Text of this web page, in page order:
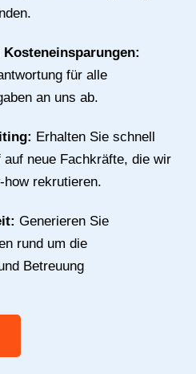
für alle
an uns ab.
Erhalten Sie schnell
neue Fachkräfte, die wir
how rekrutieren.
Generieren Sie
rund um die
Betreuung